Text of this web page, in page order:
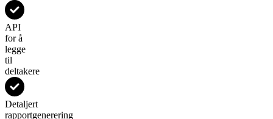
API
for å
legge
til
deltakere
Detaljert
rapportgenerering